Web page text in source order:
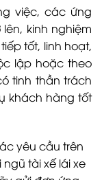
việc, các ứng
kinh nghiệm
tốt, linh hoạt,
lập hoặc theo
tinh thần trách
khách hàng tốt
yêu cầu trên
tài xế lái xe